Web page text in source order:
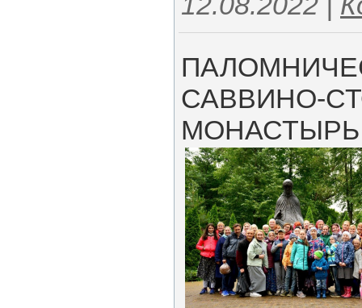
САВВИНО-
МОНАСТЫРЬ